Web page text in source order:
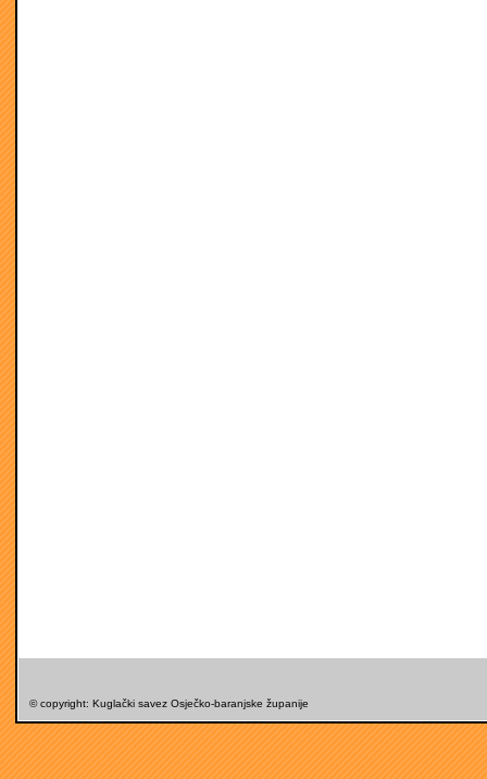
© copyright: Kuglački savez Osječko-baranjske županije